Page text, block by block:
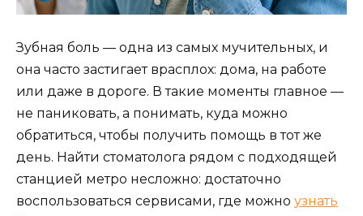
Зубная боль — одна из самых мучительных, и
она часто застигает врасплох: дома, на работе
или даже в дороге. В такие моменты главное —
не паниковать, а понимать, куда можно
обратиться, чтобы получить помощь в тот же
день. Найти стоматолога рядом с подходящей
станцией метро несложно: достаточно
воспользоваться сервисами, где можно узнать